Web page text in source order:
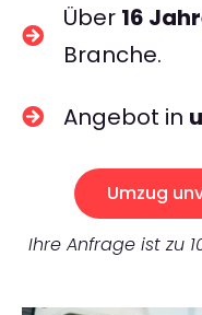
Über 16
Branche.
Angebot in
Umzug
Ihre Anfrage ist zu